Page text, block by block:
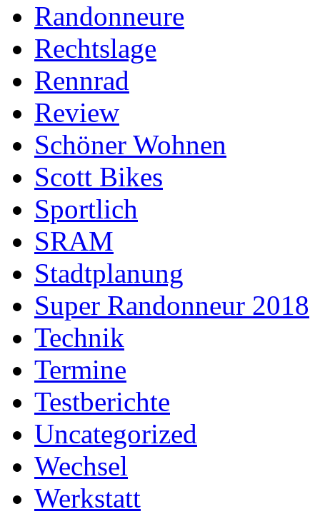
Randonneure
Rechtslage
Rennrad
Review
Schöner Wohnen
Scott Bikes
Sportlich
SRAM
Stadtplanung
Super Randonneur 2018
Technik
Termine
Testberichte
Uncategorized
Wechsel
Werkstatt